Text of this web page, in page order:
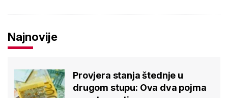
Najnovije
Provjera stanja štednje u
drugom stupu: Ova dva pojma